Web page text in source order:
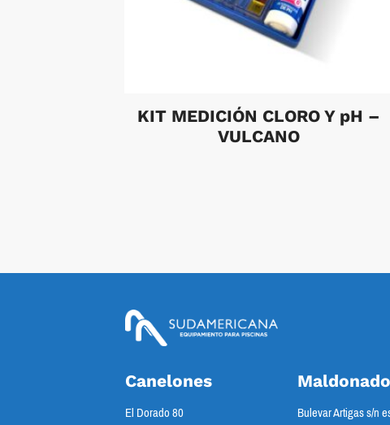
KIT MEDICIÓN CLORO Y pH –
VULCANO
Canelones
El Dorado 80
Maldonado
Bulevar Artigas s/n